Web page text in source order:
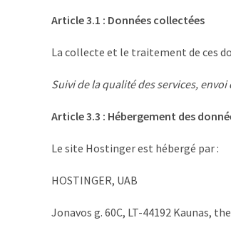
Article 3.1 : Données collectées
La collecte et le traitement de ces
Suivi de la qualité des services,
Article 3.3 : Hébergement des
Le site Hostinger est hébergé par :
HOSTINGER, UAB
Jonavos g. 60C, LT-44192 Kaunas,